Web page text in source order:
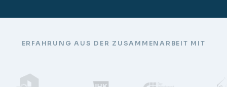
ERFAHRUNG AUS DER ZUSAMMENARBEIT MIT